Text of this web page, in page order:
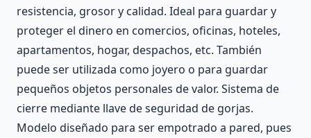
resistencia, grosor y calidad. Ideal para guardar y
proteger el dinero en comercios, oficinas, hoteles,
apartamentos, hogar, despachos, etc. También
puede ser utilizada como joyero o para guardar
pequeños objetos personales de valor. Sistema de
cierre mediante llave de seguridad de gorjas.
Modelo diseñado para ser empotrado a pared, pues